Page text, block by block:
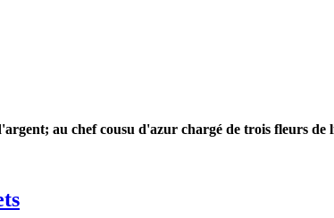
au chef cousu d'azur chargé de trois fleurs de